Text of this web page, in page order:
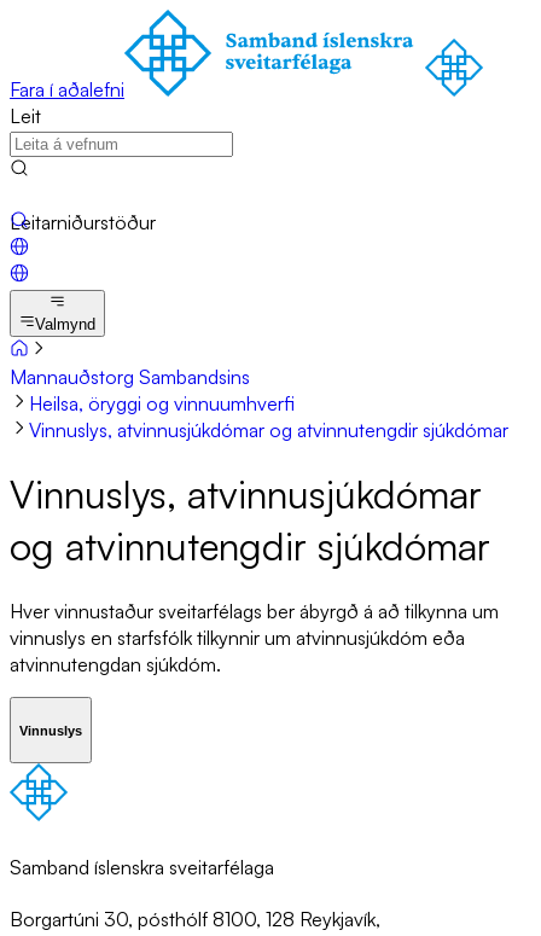
Fara í aðalefni
Leit
Leitarniðurstöður
Valmynd
Mannauðstorg Sambandsins
Heilsa, öryggi og vinnuumhverfi
Vinnuslys, atvinnusjúkdómar og atvinnutengdir sjúkdómar
Vinnu­slys, at­vinnu­sjúk­dóm­ar
og at­vinnu­tengd­ir sjúk­dóm­ar
Hver vinnustaður sveitarfélags ber ábyrgð á að tilkynna um
vinnuslys en starfsfólk tilkynnir um atvinnusjúkdóm eða
atvinnutengdan sjúkdóm.
Vinnuslys
Samband íslenskra sveitarfélaga
Borgartúni 30, pósthólf 8100, 128 Reykjavík,